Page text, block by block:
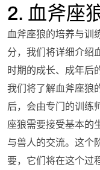
2. 血斧座
血斧座狼的培养与训
分，我们将详细介绍
时期的成长、成年后
我们将了解血斧座狼
后，会由专门的训练
座狼需要接受基本的
与兽人的交流。这个
要，它们将在这个过